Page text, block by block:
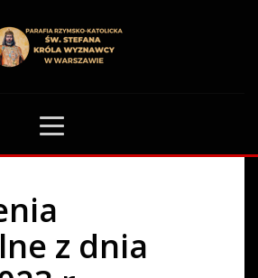
Z DNIA 25.12.2023 R. UROCZYSTOŚĆ
z dnia